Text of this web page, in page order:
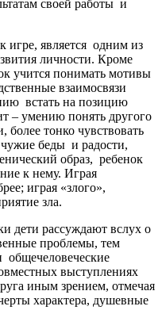
своей работы и
игре, является одним из
личности. Кроме
учится понимать мотивы
взаимосвязи
встать на позицию
– умению понять другого
более тонко чувствовать
беды и радости,
образ, ребенок
к нему. Играя
играя «злого»,
зла.
дети рассуждают вслух о
проблемы, тем
общечеловеческие
выступлениях
иным зрением, отмечая
характера, душевные